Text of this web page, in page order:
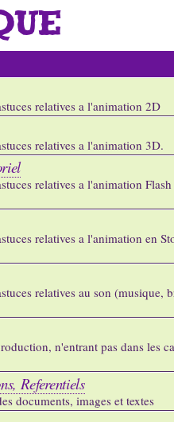
relatives a l'animation 2D
relatives a l'animation 3D.
relatives a l'animation
relatives a l'animation en
relatives au son (musique,
n'entrant pas dans les
Referentiels
documents, images et textes